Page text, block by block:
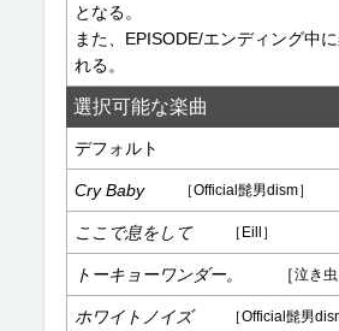
となる。
また、EPISODE/エンディング中
れる。
選択可能な楽曲
デフォルト
Cry Baby ［Official髭男dism］
ここで息をして ［Eill］
トーキョーワンダー。 ［泣き虫
ホワイトノイズ ［Official髭男